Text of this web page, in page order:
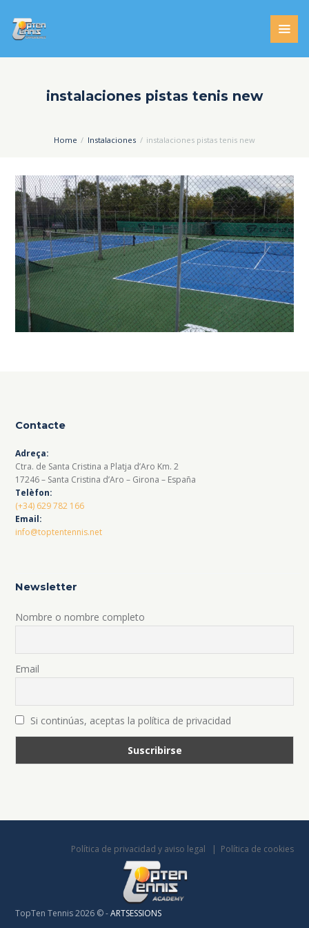
instalaciones pistas tenis new
Home Instalaciones instalaciones pistas tenis new
Contacte
Adreça:
Ctra. de Santa Cristina a Platja d’Aro Km. 2
17246 – Santa Cristina d’Aro – Girona – España
Telèfon:
(+34) 629 782 166
Email:
info@toptentennis.net
Newsletter
Nombre o nombre completo
Email
Si continúas, aceptas la política de privacidad
Política de privacidad y aviso legal Política de cookies
TopTen Tennis 2026 © -ARTSESSIONS